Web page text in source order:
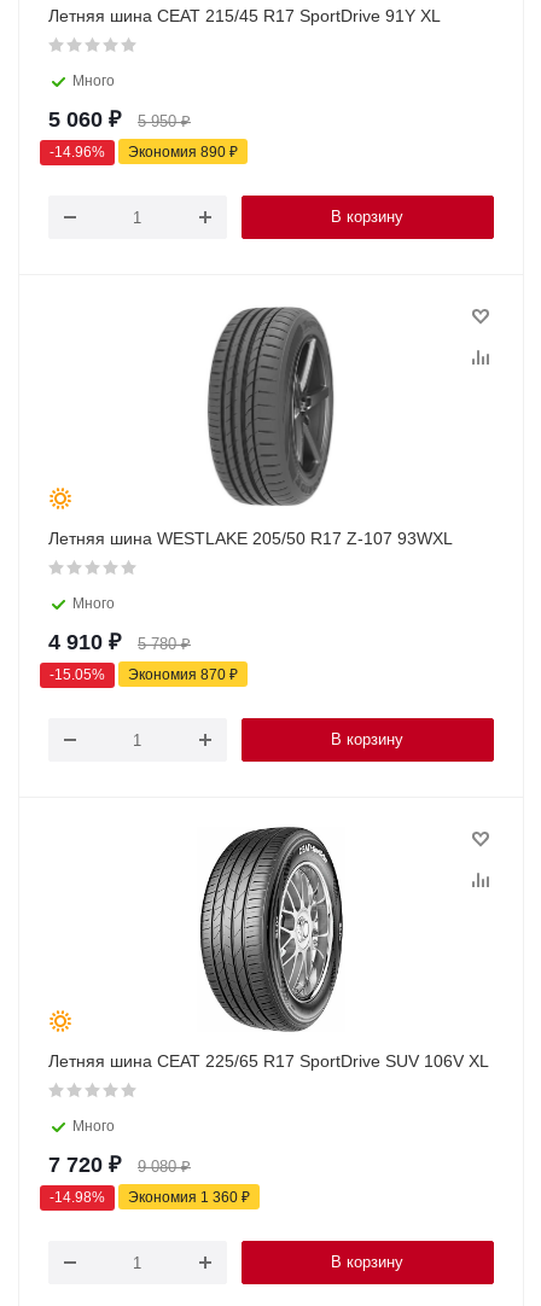
Летняя шина CEAT 215/45 R17 SportDrive 91Y XL
Много
5 060 ₽ 5 950₽
-14.96% Экономия 890 ₽
В корзину
Летняя шина WESTLAKE 205/50 R17 Z-107 93WXL
Много
4 910 ₽ 5 780₽
-15.05% Экономия 870 ₽
В корзину
Летняя шина CEAT 225/65 R17 SportDrive SUV 106V XL
Много
7 720 ₽ 9 080₽
-14.98% Экономия 1 360 ₽
В корзину